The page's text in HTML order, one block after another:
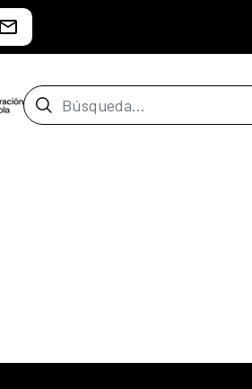
Barra de búsqueda